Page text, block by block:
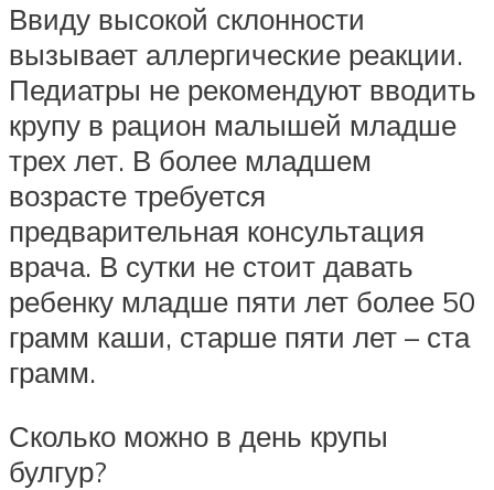
Ввиду высокой склонности
вызывает аллергические реакции.
Педиатры не рекомендуют вводить
крупу в рацион малышей младше
трех лет. В более младшем
возрасте требуется
предварительная консультация
врача. В сутки не стоит давать
ребенку младше пяти лет более 50
грамм каши, старше пяти лет – ста
грамм.
Сколько можно в день крупы
булгур?